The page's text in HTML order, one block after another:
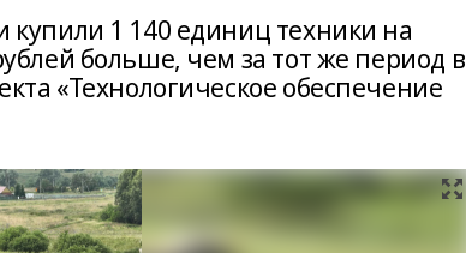
купили 1 140 единиц техники на
больше, чем за тот же период в
«Технологическое обеспечение